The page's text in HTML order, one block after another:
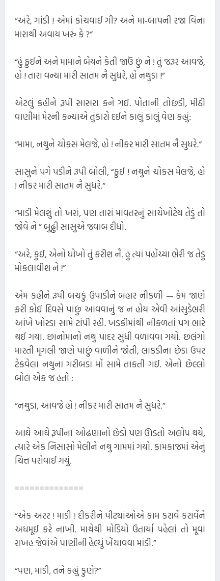
“અરે, ગાંડી ! એમાં કોચવાઈ ગી? અને મા-બાપની રજા વિના
મારાથી અવાય ખરું કે ?”
“હું ફુઈને અને મામાને બેયને કેતી જાઉં છું ને ! તું જરૂર આવજે,
હો ! તારા વન્યા મારી સાતમ નૈ સુધરે, હો નથુડા !”
એટલું કહીને રૂપી સાસરા કને ગઈ. પોતાની તોછડી, મીઠી
વાણીમાં મેરની કન્યાએ તુંકારો દઈને કાલું કાલું વેણ કહ્યું:
“મામા, નથુને ચોકસ મેલજે, હો ! નીકર મારી સાતમ નૈ સુધરે.”
સાસુને પગે પડીને રૂપી બોલી, “ફુઈ ! નથુને ચોકસ મેલજે, હો
! નીકર મારી સાતમ નૈ સુધરે.”
“માડી મેલશું તો ખરાં, પણ તારાં માવતરનું સાચેખોટેય તેડું તો
જોવે ને ” બુઢ્ઢી સાસુએ જવાબ દીધો.
“અરે, કુઈ, એનો ધોખો તું કરીશ નૈ. હું ત્યાં પહોંચ્યા ભેરી જ તેડું
મોકલાવીશ ને !”
એમ કહીને રૂપી બચકું ઉપાડીને બહાર નીકળી — કેમ ​જાણે
ફરી કોઈ દિવસે પાછું આવવાનું જ ન હોય એવી આંસુડેભરી
આંખે ખોરડા સામે ટાંપી રહી. ખડકીમાંથી નીકળતાં પગ ભારે
થઈ ગયા. છાનોમાનો નથુ પાદર સુધી વળાવવા ગયો. છલંગો
મારતી મૃગલી જાણે પાછું વાળીને જોતી, લાકડીના છેડા ઉપર
ટેકવેલા નથુના ગરીબડા મોં સામે તાકતી ગઈ. એનો છેલ્લો
બોલ એક જ હતો :
“નથુડા, આવજે હો ! નીકર મારી સાતમ નૈ સુધરે.”
આઘે આઘે રૂપીના ઓઢણાનો છેડો પણ ઊડતો અલોપ થયે,
ત્યારે એક નિસાસો મેલીને નથુ ગામમાં ગયો. કામકાજમાં એનું
ચિત્ત પરોવાઈ ગયું.
==============
“એક અરર ! માડી ! દીકરીને પીટ્યાંઓએ કામ કરાવેં કરાવેંને
અધમૂઈ કરે નાખી. માથેથી મોડિયો ઉતાર્યા પહેલાં તો મૂવાં
રાખહ જેવાંએ પાણીની હેલ્યું ખેંચાવવા માંડી.”
“પણ, માડી, તને કહ્યું કુણે?”